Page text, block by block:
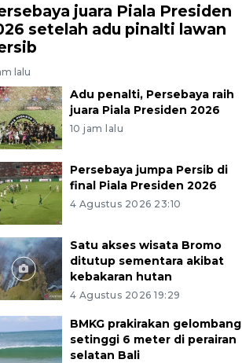
juara Piala Presiden
setelah adu pinalti lawan
lalu
Adu penalti, Persebaya raih
juara Piala Presiden 2026
10 jam lalu
Persebaya jumpa Persib di
final Piala Presiden 2026
4 Agustus 2026 23:10
Satu akses wisata Bromo
ditutup sementara akibat
kebakaran hutan
4 Agustus 2026 19:29
BMKG prakirakan gelombang
setinggi 6 meter di perairan
selatan Bali